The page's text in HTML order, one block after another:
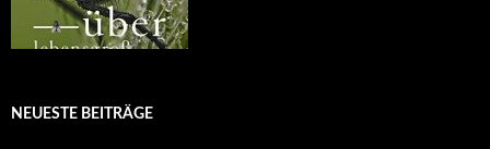
NEUESTE BEITRÄGE